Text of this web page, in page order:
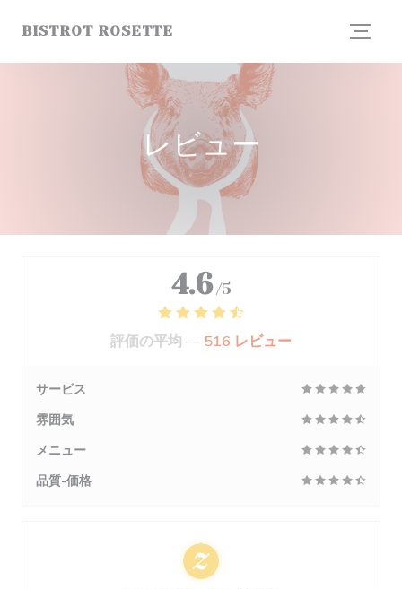
BISTROT ROSETTE
レビュー
4.6 /5
評価の平均 — 516 レビュー
サービス
雰囲気
メニュー
品質-価格